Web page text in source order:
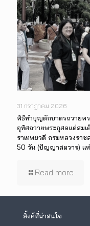
31 กรกฎาคม 2026
พิธีทำบุญตักบาตรถวายพ
อุทิศถวายพระกุศลแด่สมเ
ราเทพยวดี กรมหลวงรา
50 วัน (ปัญญาสมวาร) แ
Read more
ลิ้งค์ที่น่าสนใจ